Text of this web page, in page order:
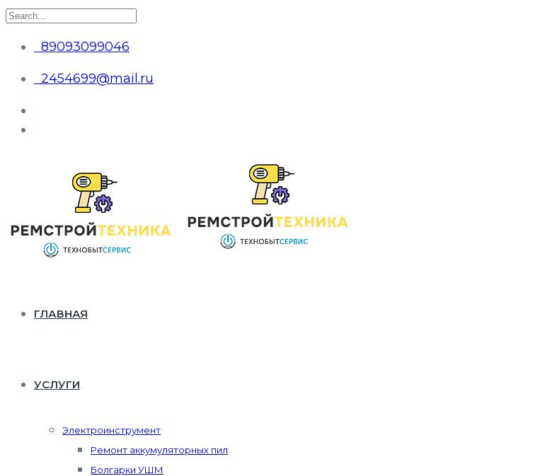
89093099046
2454699@mail.ru
ГЛАВНАЯ
УСЛУГИ
Электроинструмент
Ремонт аккумуляторных пил
Болгарки УШМ